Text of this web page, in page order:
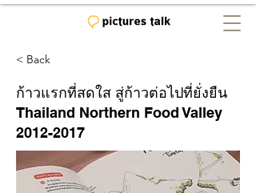
< Back
ก้าวแรกที่สดใส สู่ก้าวต่อไปที่ยั่งยืน
Thailand Northern Food Valley
2012-2017